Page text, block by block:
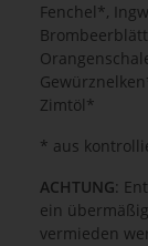
Fenchel*,
Zimtöl*
* aus
ACHTUNG:
ein
vermieden